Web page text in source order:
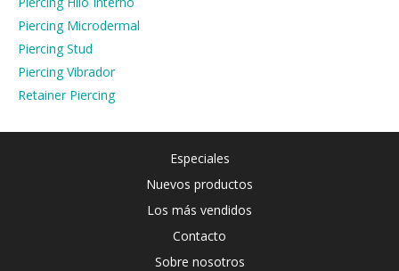
Piercing Microdermal
Piercing Stud
Piercing Vibrador
Retainer Piercing
Especiales
Nuevos productos
Los más vendidos
Contacto
Sobre nosotros